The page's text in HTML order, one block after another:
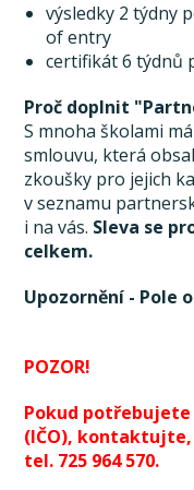
výsledky 2 týdny
of entry
certifikát 6 týdnů
Proč doplnit
S mnoha školami
smlouvu, která
zkoušky pro jejich
v seznamu
i na vás. Sleva se
celkem.
Upozornění - Pole
POZOR!
Pokud
(IČO),
tel. 725 964 570.